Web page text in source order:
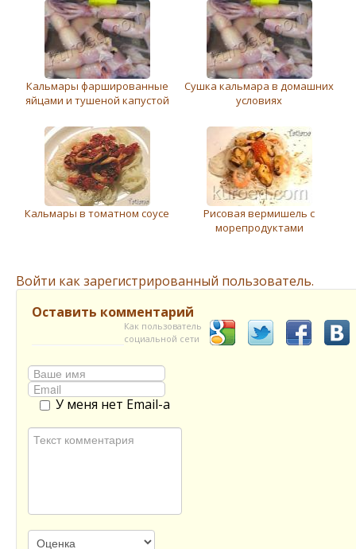
Кальмары фаршированные
яйцами и тушеной капустой
Сушка кальмара в домашних
условиях
Кальмары в томатном соусе
Рисовая вермишель с
морепродуктами
Войти как зарегистрированный пользователь.
Оставить комментарий
Как пользователь
социальной сети
У меня нет Email-а